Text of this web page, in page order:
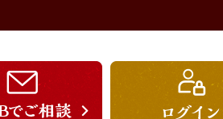
配達エリア・注文方法